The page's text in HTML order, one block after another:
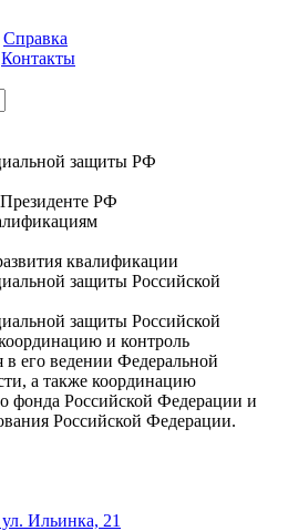
Справка
Контакты
защиты РФ
РФ
квалификации
защиты Российской
защиты Российской
и контроль
в его ведении Федеральной
а также координацию
фонда Российской Федерации и
Российской Федерации.
Ильинка, 21